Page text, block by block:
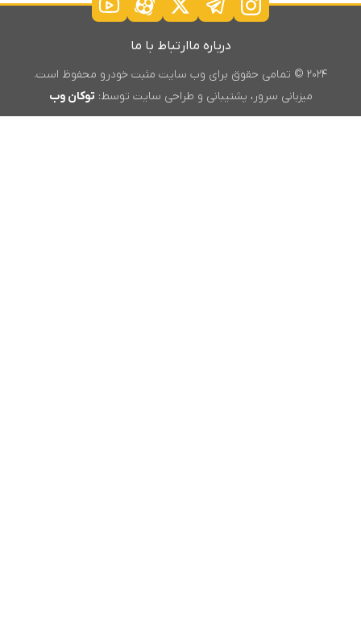
درباره ماارتباط با ما
۲۰۲۴ © تمامی حقوق برای وب سایت مثبت خودرو محفوظ است.
میزبانی سرور، پشتیبانی و طراحی سایت توسط: توکان وب